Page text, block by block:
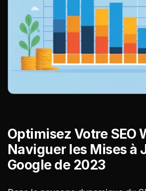
Optimisez Votre SEO
Naviguer les Mises à
Google de 2023